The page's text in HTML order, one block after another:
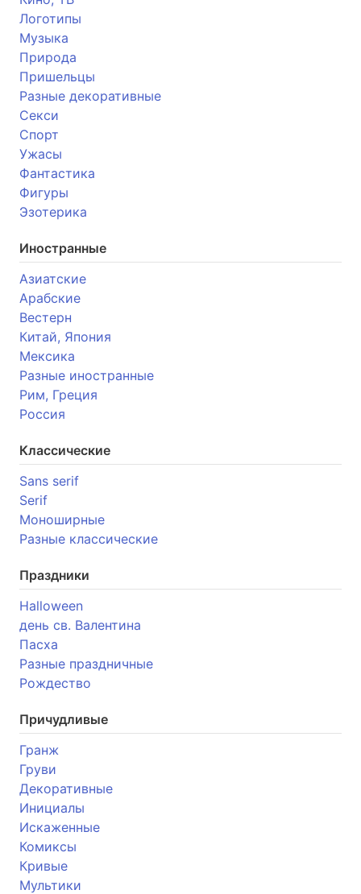
Логотипы
Музыка
Природа
Пришельцы
Разные декоративные
Секси
Спорт
Ужасы
Фантастика
Фигуры
Эзотерика
Иностранные
Азиатские
Арабские
Вестерн
Китай, Япония
Мексика
Разные иностранные
Рим, Греция
Россия
Классические
Sans serif
Serif
Моноширные
Разные классические
Праздники
Halloween
день св. Валентина
Пасха
Разные праздничные
Рождество
Причудливые
Гранж
Груви
Декоративные
Инициалы
Искаженные
Комиксы
Кривые
Мультики